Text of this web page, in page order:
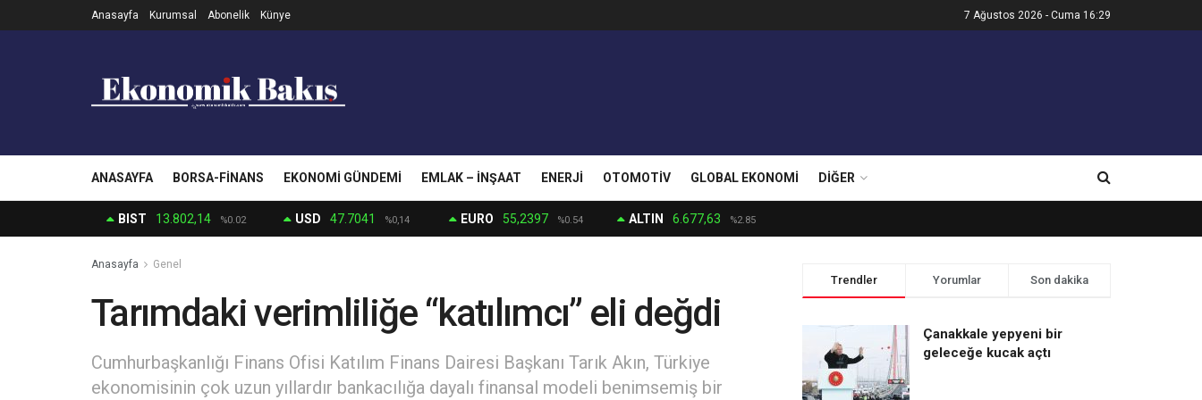
Anasayfa Kurumsal Abonelik Künye 7 Ağustos 2026 - Cuma 16:29
ANASAYFA BORSA-FINANS EKONOMI GÜNDEMI EMLAK – İNŞAAT ENERJI OTOMOTIV GLOBAL EKONOMI DIĞER
BIST 13.802,14 %0.02 USD 47.7041 %0,14 EURO 55,2397 %0.54 ALTIN 6.677,63 %2.85
Anasayfa Genel
Tarımdaki verimliliğe “katılımcı” eli değdi
Cumhurbaşkanlığı Finans Ofisi Katılım Finans Dairesi Başkanı Tarık Akın, Türkiye
ekonomisinin çok uzun yıllardır bankacılığa dayalı finansal modeli benimsemiş bir
Trendler Yorumlar Son dakika
Çanakkale yepyeni bir
geleceğe kucak açtı